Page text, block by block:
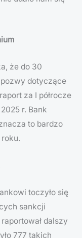
że do 30
dotyczące
za I półrocze
r. Bank
to bardzo
toczyło się
sankcji
dalszy
777 takich